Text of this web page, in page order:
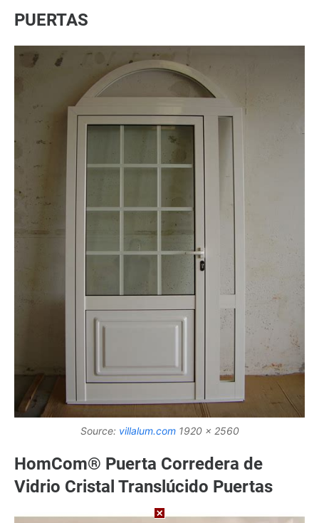
PUERTAS
Source: villalum.com1920 x 2560
HomCom® Puerta Corredera de
Vidrio Cristal Translúcido Puertas